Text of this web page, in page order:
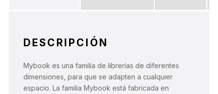
DESCRIPCIÓN
Mybook es una familia de librerías de diferentes
dimensiones, para que se adapten a cualquier
espacio. La familia Mybook está fabricada en